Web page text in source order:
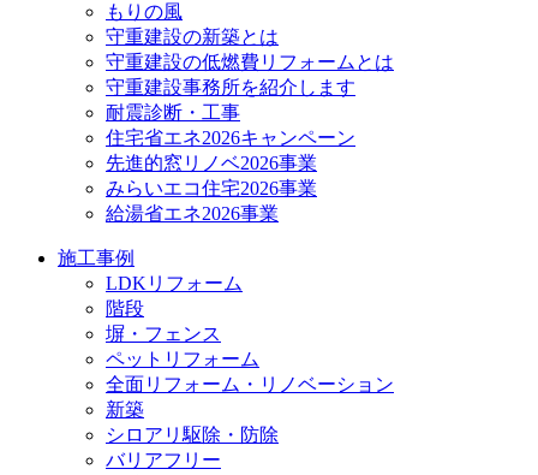
もりの風
守重建設の新築とは
守重建設の低燃費リフォームとは
守重建設事務所を紹介します
耐震診断・工事
住宅省エネ2026キャンペーン
先進的窓リノベ2026事業
みらいエコ住宅2026事業
給湯省エネ2026事業
施工事例
LDKリフォーム
階段
塀・フェンス
ペットリフォーム
全面リフォーム・リノベーション
新築
シロアリ駆除・防除
バリアフリー